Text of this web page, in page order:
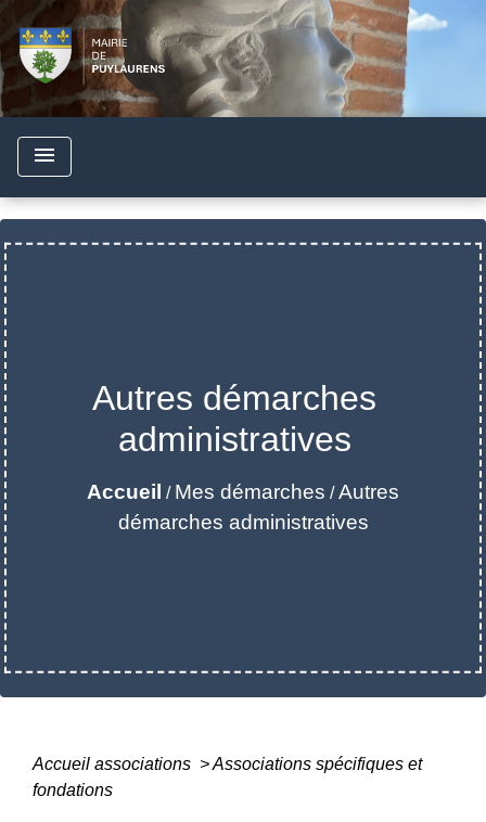
menu
Autres démarches
administratives
Accueil / Mes démarches /Autres
démarches administratives
Accueil associations >Associations spécifiques et
fondations